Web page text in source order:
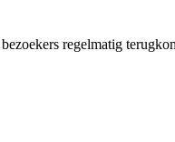
regelmatig